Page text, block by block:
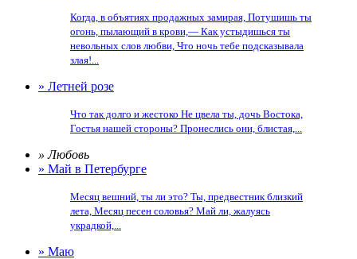
Когда, в объятиях продажных замирая, Потушишь ты
огонь, пылающий в крови,— Как устыдишься ты
невольных слов любви, Что ночь тебе подсказывала
злая!...
» Летней розе
Что так долго и жестоко Не цвела ты, дочь Востока,
Гостья нашей стороны? Пронеслись они, блистая,...
» Любовь
» Май в Петербурге
Месяц вешний, ты ли это? Ты, предвестник близкий
лета, Месяц песен соловья? Май ли, жалуясь
украдкой,...
» Маю